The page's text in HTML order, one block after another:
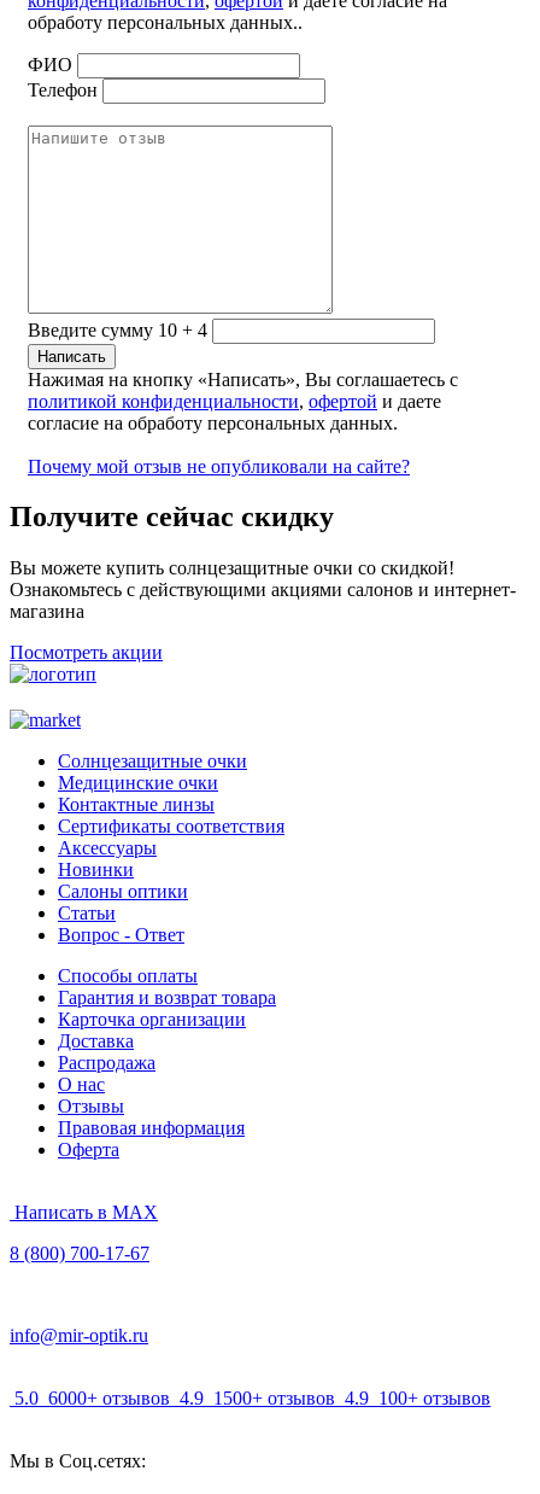
обработу персональных данных..
ФИО
Телефон
Введите сумму 10 + 4
Нажимая на кнопку «Написать», Вы соглашаетесь с
политикой конфиденциальности, офертой и даете
согласие на обработу персональных данных.
Почему мой отзыв не опубликовали на сайте?
Получите сейчас скидку
Вы можете купить солнцезащитные очки со скидкой!
Ознакомьтесь с действующими акциями салонов и интернет-
магазина
Посмотреть акции
Солнцезащитные очки
Медицинские очки
Контактные линзы
Сертификаты соответствия
Аксессуары
Новинки
Салоны оптики
Статьи
Вопрос - Ответ
Способы оплаты
Гарантия и возврат товара
Карточка организации
Доставка
Распродажа
О нас
Отзывы
Правовая информация
Оферта
Написать в MAX
8 (800) 700-17-67
info@mir-optik.ru
5.0 6000+ отзывов 4.9 1500+ отзывов 4.9 100+ отзывов
Мы в Соц.сетях: